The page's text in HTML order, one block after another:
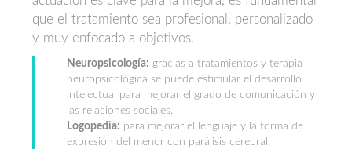
que el tratamiento sea profesional, personalizado
y muy enfocado a objetivos.
Neuropsicología: gracias a tratamientos y terapia
neuropsicológica se puede estimular el desarrollo
intelectual para mejorar el grado de comunicación y
las relaciones sociales.
Logopedia: para mejorar el lenguaje y la forma de
expresión del menor con parálisis cerebral,